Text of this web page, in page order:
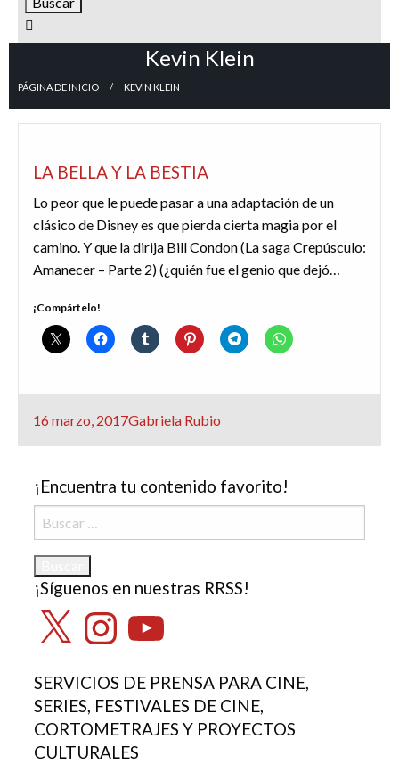
Kevin Klein
PÁGINA DE INICIO KEVIN KLEIN
LA BELLA Y LA BESTIA
Lo peor que le puede pasar a una adaptación de un
clásico de Disney es que pierda cierta magia por el
camino. Y que la dirija Bill Condon (La saga Crepúsculo:
Amanecer – Parte 2) (¿quién fue el genio que dejó…
¡Compártelo!
Publicado
16 marzo, 2017Gabriela Rubio
¡Encuentra tu contenido favorito!
Buscar:
¡Síguenos en nuestras RRSS!
X InstagramYouTube
SERVICIOS DE PRENSA PARA CINE,
SERIES, FESTIVALES DE CINE,
CORTOMETRAJES Y PROYECTOS
CULTURALES